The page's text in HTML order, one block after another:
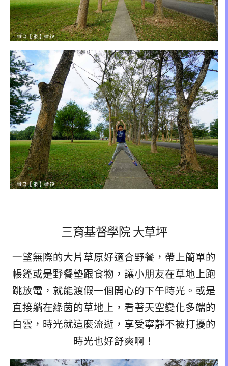
三育基督學院 大草坪
一望無際的大片草原好適合野餐，帶上簡單的
帳篷或是野餐墊跟食物，讓小朋友在草地上跑
跳放電，就能渡假一個開心的下午時光。或是
直接躺在綠茵的草地上，看著天空變化多端的
白雲，時光就這麼流逝，享受寧靜不被打擾的
時光也好舒爽啊！